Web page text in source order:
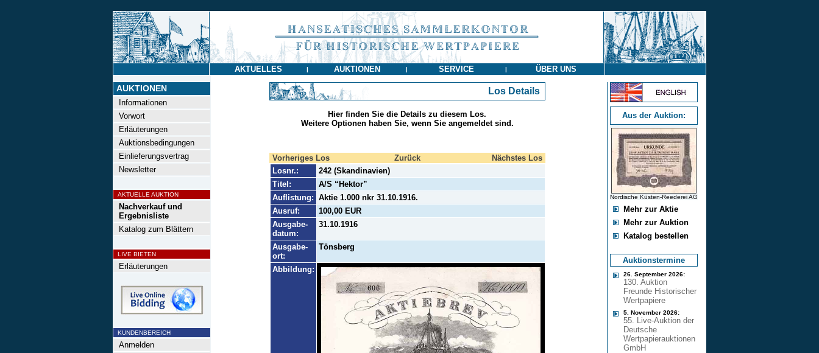
AKTUELLES | AUKTIONEN | SERVICE | ÜBER UNS
AUKTIONEN
Informationen
Vorwort
Erläuterungen
Auktionsbedingungen
Einlieferungsvertrag
Newsletter
AKTUELLE AUKTION
Nachverkauf und
Ergebnisliste
Katalog zum Blättern
LIVE BIETEN
Erläuterungen
KUNDENBEREICH
Anmelden
Los Details
Hier finden Sie die Details zu diesem Los.
Weitere Optionen haben Sie, wenn Sie angemeldet sind.
Vorheriges Los Zurück
Nächstes Los
Losnr.:
242 (Skandinavien)
Titel:
A/S “Hektor”
Auflistung: Aktie 1.000 nkr 31.10.1916.
Ausruf:
100,00 EUR
Ausgabe-
datum:
31.10.1916
Ausgabe-
ort:
Tönsberg
Abbildung:
Aus der Auktion:
Nordische Küsten-Reederei AG
Mehr zur Aktie
Mehr zur Auktion
Katalog bestellen
Auktionstermine
26. September 2026:
130. Auktion
Freunde Historischer
Wertpapiere
5. November 2026:
55. Live-Auktion der
Deutsche
Wertpapierauktionen
GmbH